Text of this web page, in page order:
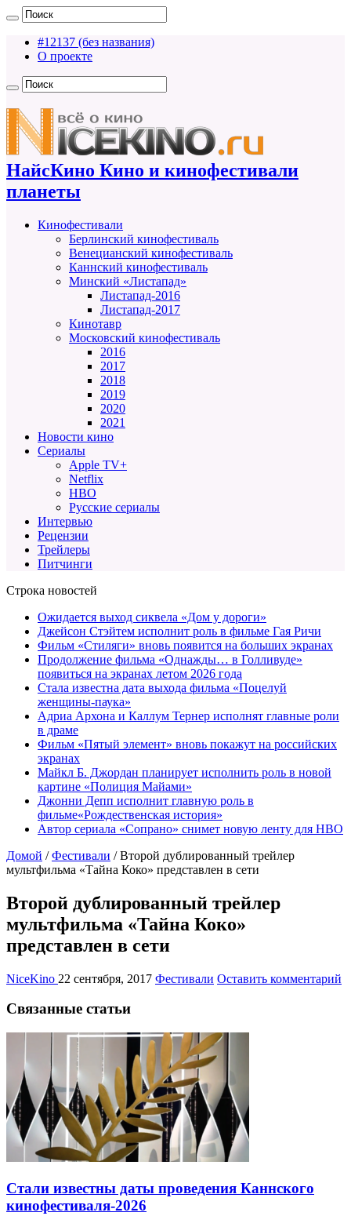
#12137 (без названия)
О проекте
НайсКино Кино и кинофестивали
планеты
Кинофестивали
Берлинский кинофестиваль
Венецианский кинофестиваль
Каннский кинофестиваль
Минский «Листапад»
Листапад-2016
Листапад-2017
Кинотавр
Московский кинофестиваль
2016
2017
2018
2019
2020
2021
Новости кино
Сериалы
Apple TV+
Netflix
HBO
Русские сериалы
Интервью
Рецензии
Трейлеры
Питчинги
Строка новостей
Ожидается выход сиквела «Дом у дороги»
Джейсон Стэйтем исполнит роль в фильме Гая Ричи
Фильм «Стиляги» вновь появится на больших экранах
Продолжение фильма «Однажды… в Голливуде»
появиться на экранах летом 2026 года
Стала известна дата выхода фильма «Поцелуй
женщины-паука»
Адриа Архона и Каллум Тернер исполнят главные роли
в драме
Фильм «Пятый элемент» вновь покажут на российских
экранах
Майкл Б. Джордан планирует исполнить роль в новой
картине «Полиция Майами»
Джонни Депп исполнит главную роль в
фильме«Рождественская история»
Автор сериала «Сопрано» снимет новую ленту для HBO
Домой / Фестивали / Второй дублированный трейлер
мультфильма «Тайна Коко» представлен в сети
Второй дублированный трейлер
мультфильма «Тайна Коко»
представлен в сети
NiceKino 22 сентября, 2017 Фестивали Оставить комментарий
Связанные статьи
Стали известны даты проведения Каннского
кинофестиваля-2026